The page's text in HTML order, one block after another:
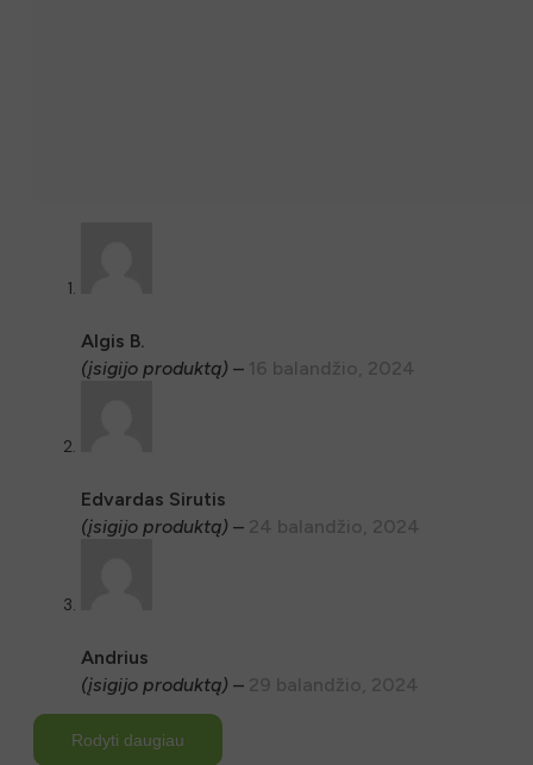
Algis B.
(įsigijo produktą) – 16 balandžio, 2024
Edvardas Sirutis
(įsigijo produktą) – 24 balandžio, 2024
Andrius
(įsigijo produktą) – 29 balandžio, 2024
Rodyti daugiau